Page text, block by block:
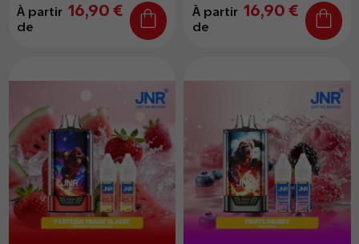
À partir
de
16,90 €
À partir
de
16,90 €